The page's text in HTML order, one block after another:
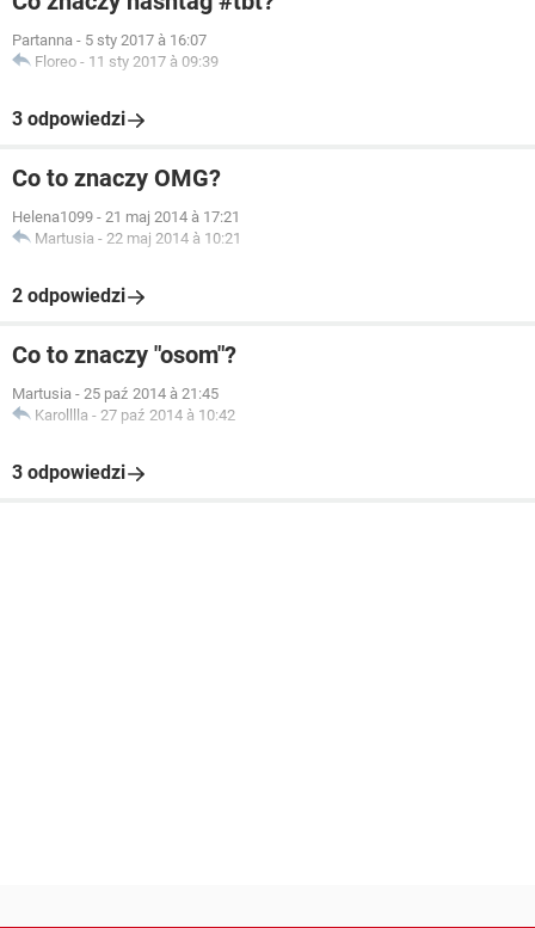
Partanna - 5 sty 2017 à 16:07
Floreo - 11 sty 2017 à 09:39
3 odpowiedzi
Co to znaczy OMG?
Helena1099 - 21 maj 2014 à 17:21
Martusia - 22 maj 2014 à 10:21
2 odpowiedzi
Co to znaczy "osom"?
Martusia - 25 paź 2014 à 21:45
Karolllla - 27 paź 2014 à 10:42
3 odpowiedzi